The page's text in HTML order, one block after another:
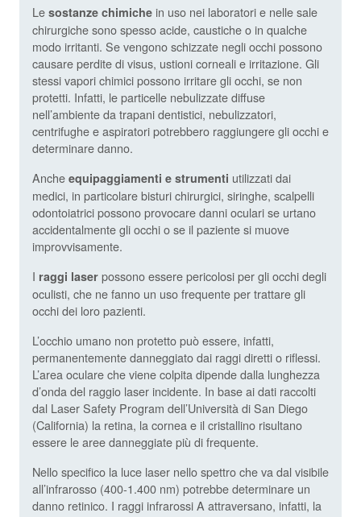
Le sostanze chimiche in uso nei laboratori e nelle sale
chirurgiche sono spesso acide, caustiche o in qualche
modo irritanti. Se vengono schizzate negli occhi possono
causare perdite di visus, ustioni corneali e irritazione. Gli
stessi vapori chimici possono irritare gli occhi, se non
protetti. Infatti, le particelle nebulizzate diffuse
nell’ambiente da trapani dentistici, nebulizzatori,
centrifughe e aspiratori potrebbero raggiungere gli occhi e
determinare danno.
Anche equipaggiamenti e strumenti utilizzati dai
medici, in particolare bisturi chirurgici, siringhe, scalpelli
odontoiatrici possono provocare danni oculari se urtano
accidentalmente gli occhi o se il paziente si muove
improvvisamente.
I raggi laser possono essere pericolosi per gli occhi degli
oculisti, che ne fanno un uso frequente per trattare gli
occhi dei loro pazienti.
L’occhio umano non protetto può essere, infatti,
permanentemente danneggiato dai raggi diretti o riflessi.
L’area oculare che viene colpita dipende dalla lunghezza
d’onda del raggio laser incidente. In base ai dati raccolti
dal Laser Safety Program dell’Università di San Diego
(California) la retina, la cornea e il cristallino risultano
essere le aree danneggiate più di frequente.
Nello specifico la luce laser nello spettro che va dal visibile
all’infrarosso (400-1.400 nm) potrebbe determinare un
danno retinico. I raggi infrarossi A attraversano, infatti, la